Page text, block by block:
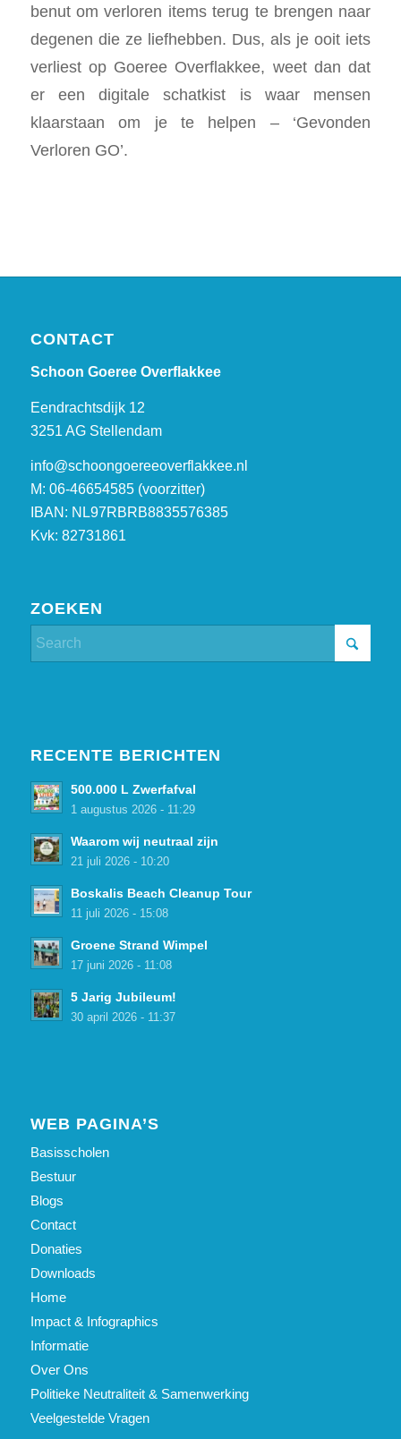
benut om verloren items terug te brengen naar
degenen die ze liefhebben. Dus, als je ooit iets
verliest op Goeree Overflakkee, weet dan dat
er een digitale schatkist is waar mensen
klaarstaan om je te helpen – ‘Gevonden
Verloren GO’.
CONTACT
Schoon Goeree Overflakkee
Eendrachtsdijk 12
3251 AG Stellendam
info@schoongoereeoverflakkee.nl
M: 06-46654585 (voorzitter)
IBAN: NL97RBRB8835576385
Kvk: 82731861
ZOEKEN
RECENTE BERICHTEN
500.000 L Zwerfafval
1 augustus 2026 - 11:29
Waarom wij neutraal zijn
21 juli 2026 - 10:20
Boskalis Beach Cleanup Tour
11 juli 2026 - 15:08
Groene Strand Wimpel
17 juni 2026 - 11:08
5 Jarig Jubileum!
30 april 2026 - 11:37
WEB PAGINA’S
Basisscholen
Bestuur
Blogs
Contact
Donaties
Downloads
Home
Impact & Infographics
Informatie
Over Ons
Politieke Neutraliteit & Samenwerking
Veelgestelde Vragen